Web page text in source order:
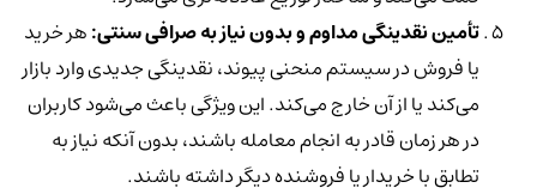
تأمین نقدینگی مداوم و بدون نیاز به صرافی سنتی:هر خرید
یا فروش در سیستم منحنی پیوند، نقدینگی جدیدی وارد بازار
می‌کند یا از آن خارج می‌کند. این ویژگی باعث می‌شود کاربران
در هر زمان قادر به انجام معامله باشند، بدون آنکه نیاز به
تطابق با خریدار یا فروشنده دیگر داشته باشند.